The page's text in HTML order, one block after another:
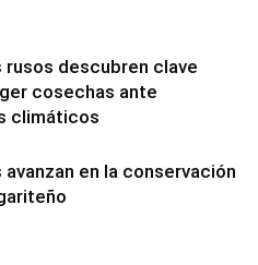
descubren clave
cosechas ante
climáticos
en la conservación